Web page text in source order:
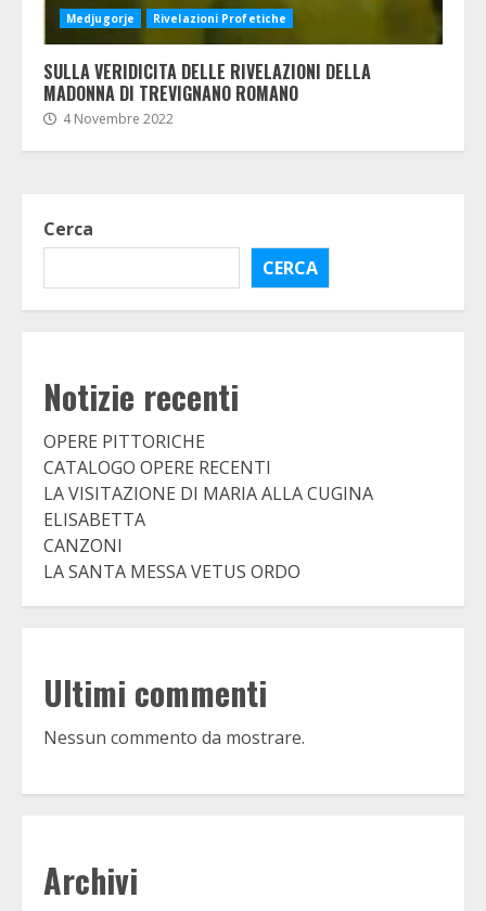
Medjugorje Rivelazioni Profetiche
SULLA VERIDICITA DELLE RIVELAZIONI DELLA
MADONNA DI TREVIGNANO ROMANO
4 Novembre 2022
Cerca
CERCA
Notizie recenti
OPERE PITTORICHE
CATALOGO OPERE RECENTI
LA VISITAZIONE DI MARIA ALLA CUGINA
ELISABETTA
CANZONI
LA SANTA MESSA VETUS ORDO
Ultimi commenti
Nessun commento da mostrare.
Archivi